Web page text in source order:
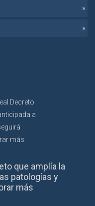
que amplía la
patologías y
más